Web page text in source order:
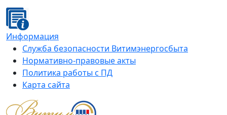
Информация
Служба безопасности Витимэнергосбыта
Нормативно-правовые акты
Политика работы с ПД
Карта сайта